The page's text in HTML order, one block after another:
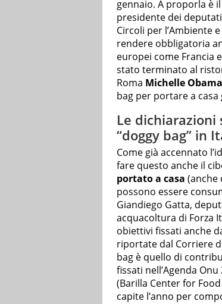
gennaio. A proporla è
presidente dei
Circoli per l’Ambiente
rendere obbligatoria
europei come Francia
stato terminato al
Roma Michelle Obama
bag per portare a casa
Le dichiarazioni
“doggy bag” in
Come già accennato
fare questo anche il
portato a casa (anche
possono essere
Giandiego Gatta,
acquacoltura di Forza
obiettivi fissati anche
riportate dal Corriere
bag è quello di
fissati nell’Agenda
(Barilla Center for
capite l’anno per